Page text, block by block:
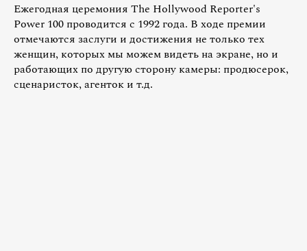
Ежегодная церемония The Hollywood Reporter's
Power 100 проводится с 1992 года. В ходе премии
отмечаются заслуги и достижения не только тех
женщин, которых мы можем видеть на экране, но и
работающих по другую сторону камеры: продюсерок,
сценаристок, агенток и т.д.